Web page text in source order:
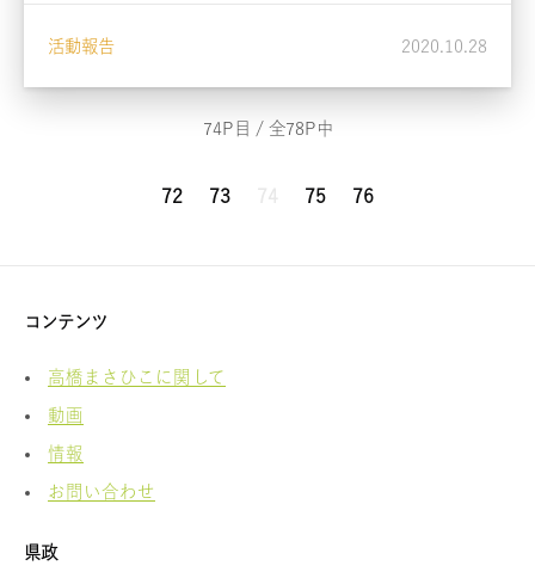
活動報告 2020.10.28
74P目 / 全78P中
72 73 75 76
コンテンツ
高橋まさひこに関して
動画
情報
お問い合わせ
県政